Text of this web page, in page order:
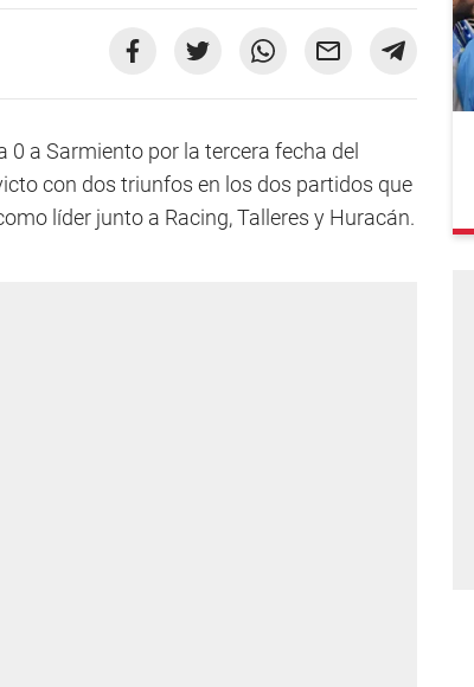
0 a Sarmiento por la tercera fecha del
con dos triunfos en los dos partidos que
líder junto a Racing, Talleres y Huracán.